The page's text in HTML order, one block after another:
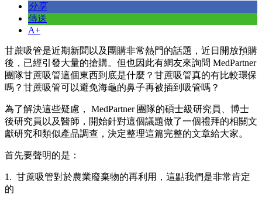
分享
傳送
A+
甘蔗吸管是近期新聞以及團購非常熱門的話題，近日開放預購
後，已經引發大量的搶購。但也因此有網友來詢問 MedPartner
團隊甘蔗吸管這個東西到底是什麼？甘蔗吸管真的有比較環保
嗎？甘蔗吸管可以避免海龜的鼻子再被插到吸管嗎？
為了解決這些疑慮， MedPartner 團隊的碩士級研究員、博士
後研究員以及醫師，開始針對這個議題做了一個禮拜的相關文
獻研究和類似產品調查，決定整理這篇完整的文章給大家。
首先要聲明的是：
1. 甘蔗吸管對於農業廢棄物的再利用，這點我們是非常肯定
的